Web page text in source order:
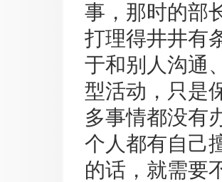
事，那时的部
打理得井井有
于和别人沟通
型活动，只是
多事情都没有
个人都有自己
的话，就需要